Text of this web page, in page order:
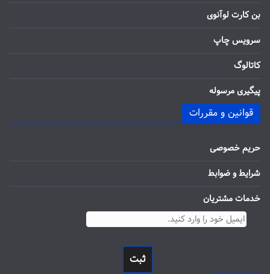
بن کارت لوآنوی
سرویس چاپ
کاتالوگ
پیگیری مرسوله
قوانین و مقررات
حریم خصوصی
شرایط و ضوابط
خدمات مشتریان
ثبت